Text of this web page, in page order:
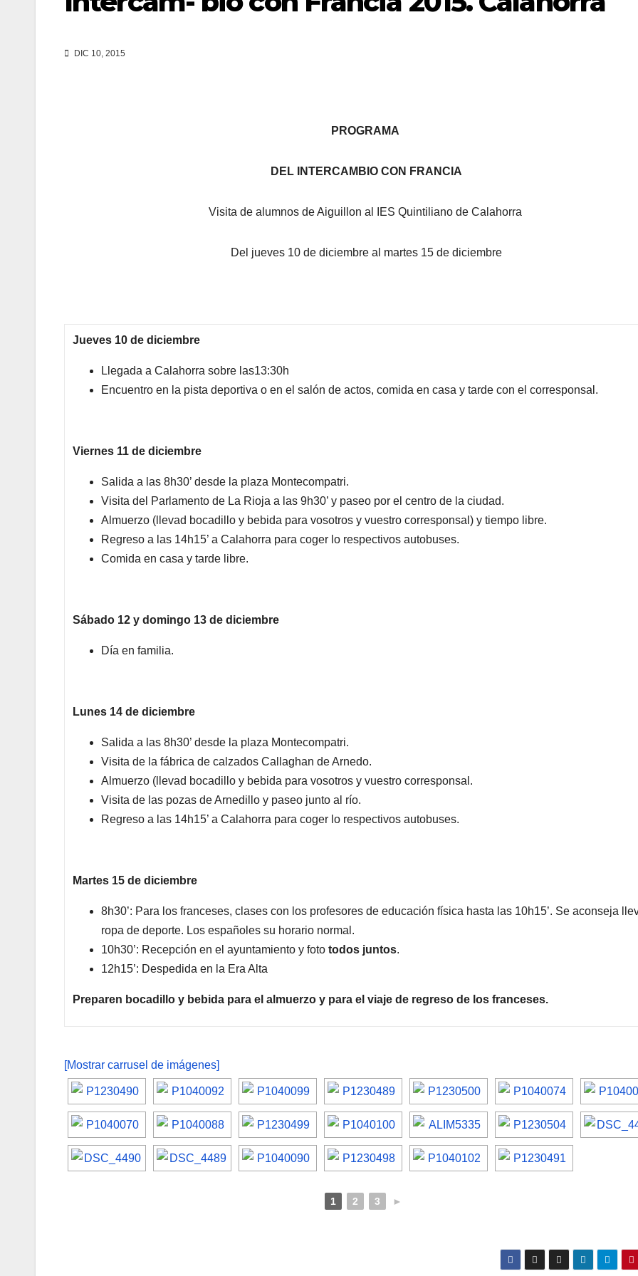
DIC 10, 2015
PROGRAMA
DEL INTERCAMBIO CON FRANCIA
Visita de alumnos de Aiguillon al IES Quintiliano de Calahorra
Del jueves 10 de diciembre al martes 15 de diciembre
Jueves 10 de diciembre
Llegada a Calahorra sobre las13:30h
Encuentro en la pista deportiva o en el salón de actos, comida en casa y tarde con el corresponsal.
Viernes 11 de diciembre
Salida a las 8h30’ desde la plaza Montecompatri.
Visita del Parlamento de La Rioja a las 9h30’ y paseo por el centro de la ciudad.
Almuerzo (llevad bocadillo y bebida para vosotros y vuestro corresponsal) y tiempo libre.
Regreso a las 14h15’ a Calahorra para coger lo respectivos autobuses.
Comida en casa y tarde libre.
Sábado 12 y domingo 13 de diciembre
Día en familia.
Lunes 14 de diciembre
Salida a las 8h30’ desde la plaza Montecompatri.
Visita de la fábrica de calzados Callaghan de Arnedo.
Almuerzo (llevad bocadillo y bebida para vosotros y vuestro corresponsal.
Visita de las pozas de Arnedillo y paseo junto al río.
Regreso a las 14h15’ a Calahorra para coger lo respectivos autobuses.
Martes 15 de diciembre
8h30’: Para los franceses, clases con los profesores de educación física hasta las 10h15’. Se aconseja
ropa de deporte. Los españoles su horario normal.
10h30’: Recepción en el ayuntamiento y fototodos juntos.
12h15’: Despedida en la Era Alta
Preparen bocadillo y bebida para el almuerzo y para el viaje de regreso de los franceses.
[Mostrar carrusel de imágenes]
1 2 3 ►